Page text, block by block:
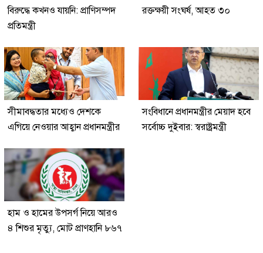
বিরুদ্ধে কখনও যায়নি: প্রাণিসম্পদ
প্রতিমন্ত্রী
রক্তক্ষয়ী সংঘর্ষ, আহত ৩০
সীমাবদ্ধতার মধ্যেও দেশকে
এগিয়ে নেওয়ার আহ্বান প্রধানমন্ত্রীর
সংবিধানে প্রধানমন্ত্রীর মেয়াদ হবে
সর্বোচ্চ দুইবার: স্বরাষ্ট্রমন্ত্রী
হাম ও হামের উপসর্গ নিয়ে আরও
৪ শিশুর মৃত্যু, মোট প্রাণহানি ৮৬৭